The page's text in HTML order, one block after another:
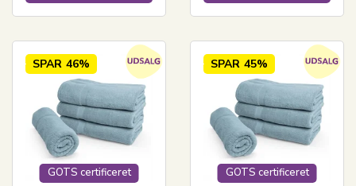
GOTS certificeret
SPAR 46%
GOTS certificeret
SPAR 45%